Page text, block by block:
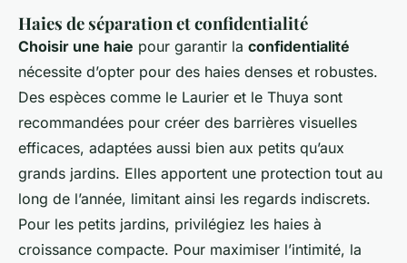
Haies de séparation et confidentialité
Choisir une haie pour garantir la confidentialité
nécessite d’opter pour des haies denses et robustes.
Des espèces comme le Laurier et le Thuya sont
recommandées pour créer des barrières visuelles
efficaces, adaptées aussi bien aux petits qu’aux
grands jardins. Elles apportent une protection tout au
long de l’année, limitant ainsi les regards indiscrets.
Pour les petits jardins, privilégiez les haies à
croissance compacte. Pour maximiser l’intimité, la